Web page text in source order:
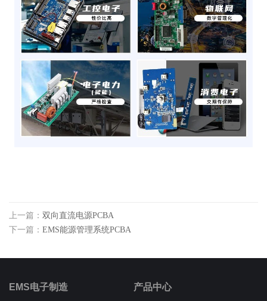
上一篇： 双向直流电源PCBA
下一篇： EMS能源管理系统PCBA
EMS电子制造 产品中心